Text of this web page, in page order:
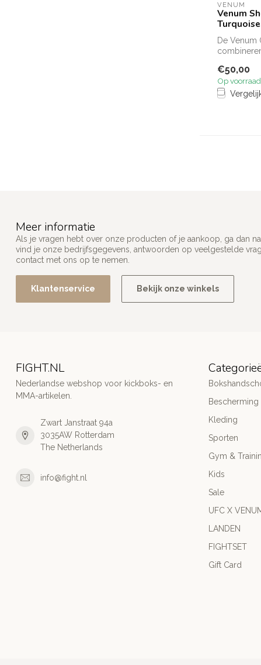
VENUM
Venum
Turquoise
De Venum
€50,00
Op voorraad
Meer informatie
Als je vragen hebt over onze producten of je aankoop, ga dan
vind je onze bedrijfsgegevens, antwoorden op veelgestelde
contact met ons op te nemen.
Klantenservice Bekijk onze winkels
FIGHT.NL
Nederlandse webshop voor kickboks- en
MMA-artikelen.
Zwart Janstraat 94a
3035AW Rotterdam
The Netherlands
info@fight.nl
Bescherming
Kleding
Sporten
Gym &
Kids
Sale
UFC X
LANDEN
FIGHTSET
Gift Card